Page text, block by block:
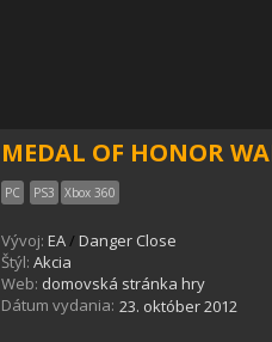
MEDAL OF HONOR
PC PS3 Xbox 360
Vývoj: EA/ Danger Close
Štýl: Akcia
Web: domovská stránka hry
Dátum vydania: 23. október 2012